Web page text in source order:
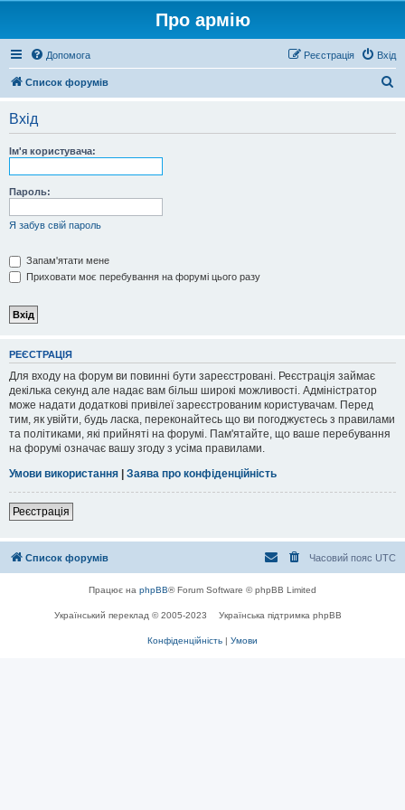
Про армію
Допомога Вхід
Реєстрація
Список форумів
Вхід
Ім'я користувача:
Пароль:
Я забув свій пароль
Запам'ятати мене
Приховати моє перебування на форумі цього разу
РЕЄСТРАЦІЯ
Для входу на форум ви повинні бути зареєстровані. Реєстрація займає
декілька секунд але надає вам більш широкі можливості. Адміністратор
може надати додаткові привілеї зареєстрованим користувачам. Перед
тим, як увійти, будь ласка, переконайтесь що ви погоджуєтесь з правилами
та політиками, які прийняті на форумі. Пам'ятайте, що ваше перебування
на форумі означає вашу згоду з усіма правилами.
Умови використання | Заява про конфіденційність
Реєстрація
Список форумів Часовий пояс UTC
Працює на phpBB® Forum Software © phpBB Limited
Український переклад © 2005-2023 Українська підтримка phpBB
Конфіденційність | Умови